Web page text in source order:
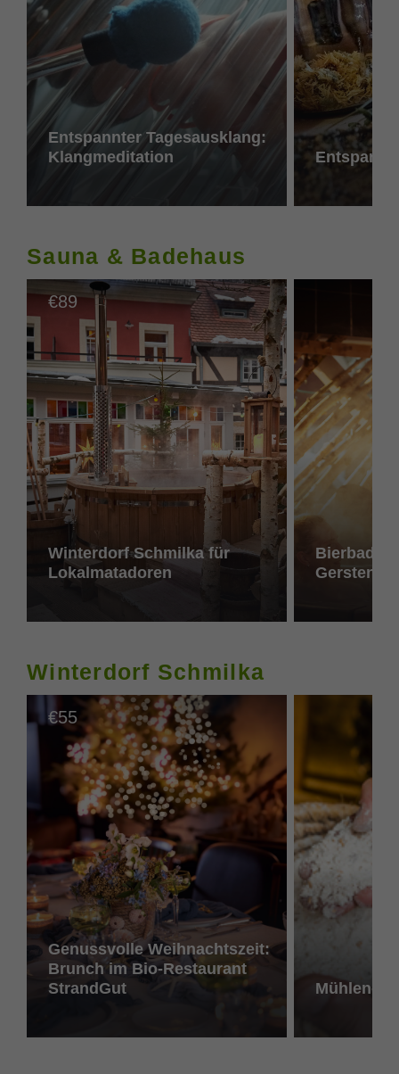
Entspannter Tagesausklang:
Klangmeditation
Sauna & Badehaus
€89
Winterdorf Schmilka für
Lokalmatadoren
Winterdorf Schmilka
€55
Genussvolle Weihnachtszeit:
Brunch im Bio-Restaurant
StrandGut
Mühlen-